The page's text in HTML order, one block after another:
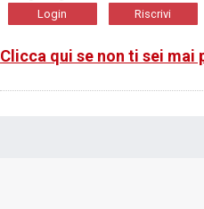
Clicca qui se non ti sei